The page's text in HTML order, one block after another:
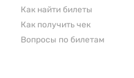
Как найти билеты
Как получить чек
Вопросы по билетам